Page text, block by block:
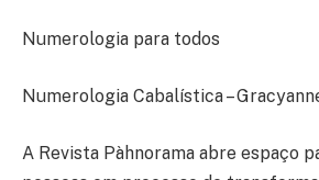
Numerologia para todos
Numerologia Cabalística –
A Revista Pàhnorama abre espaço